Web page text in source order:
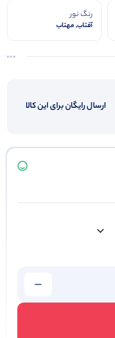
رنگ نور
آفتاب, مهتاب
ارسال رایگان برای این کالا